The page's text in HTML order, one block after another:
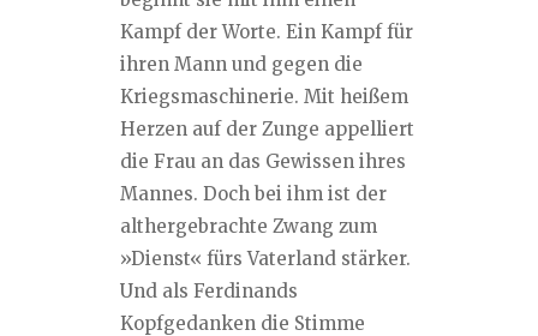
Kampf der Worte. Ein Kampf für
ihren Mann und gegen die
Kriegsmaschinerie. Mit heißem
Herzen auf der Zunge appelliert
die Frau an das Gewissen ihres
Mannes. Doch bei ihm ist der
althergebrachte Zwang zum
»Dienst« fürs Vaterland stärker.
Und als Ferdinands
Kopfgedanken die Stimme